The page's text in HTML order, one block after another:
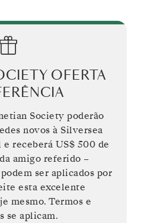
OFERTA
Society poderão
novos à Silversea
receberá US$ 500 de
amigo referido –
ser aplicados por
esta excelente
mesmo. Termos e
se aplicam.